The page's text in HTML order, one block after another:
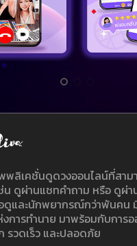
พลิเคชั่นดูดวงออนไลน์ที่สาม
น ดูผ่านแชทคำถาม หรือ ดูผ่
และนักพยากรณ์กว่าพันคน
การทำนาย มาพร้อมกับการ
รวดเร็ว และปลอดภัย